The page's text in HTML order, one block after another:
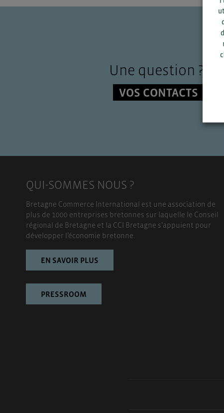
Une question ?
VOS CONTACTS
QUI-SOMMES NOUS ?
Bretagne Commerce International est une association de
plus de 1000 entreprises bretonnes sur laquelle le Conseil
régional de Bretagne et la CCI Bretagne s’appuient pour
développer l’économie bretonne.
EN SAVOIR PLUS
PRESSROOM